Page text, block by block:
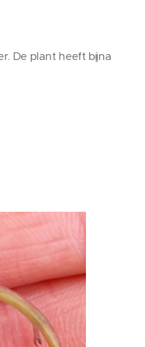
De plant heeft bijna